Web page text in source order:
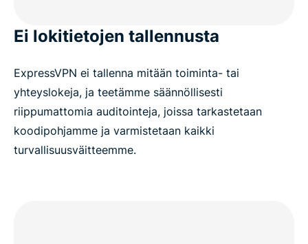
Ei lokitietojen tallennusta
ExpressVPN ei tallenna mitään toiminta- tai
yhteyslokeja, ja teetämme säännöllisesti
riippumattomia auditointeja, joissa tarkastetaan
koodipohjamme ja varmistetaan kaikki
turvallisuusväitteemme.